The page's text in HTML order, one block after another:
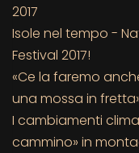
2017
Isole nel tempo -
Festival 2017!
«Ce la faremo
una mossa in
I cambiamenti
cammino» in